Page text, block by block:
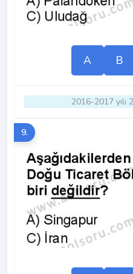
A B
2016-2017 yılı
9.